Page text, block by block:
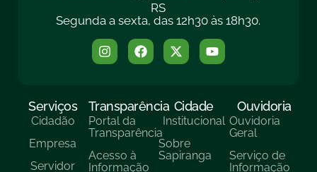
RS
Segunda a sexta, das 12h30 às 18h30.
Serviços
Cidadão
Empresa
Servidor
Transparência
Portal da
Transparência
Acesso à
Informação
Cidade
Institucional
Sobre
Sapiranga
Ouvidoria
Ouvidoria
Geral
Serviço de
Informação